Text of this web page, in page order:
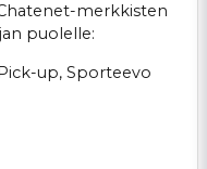
merkkisten
puolelle:
Pick-up, Sporteevo